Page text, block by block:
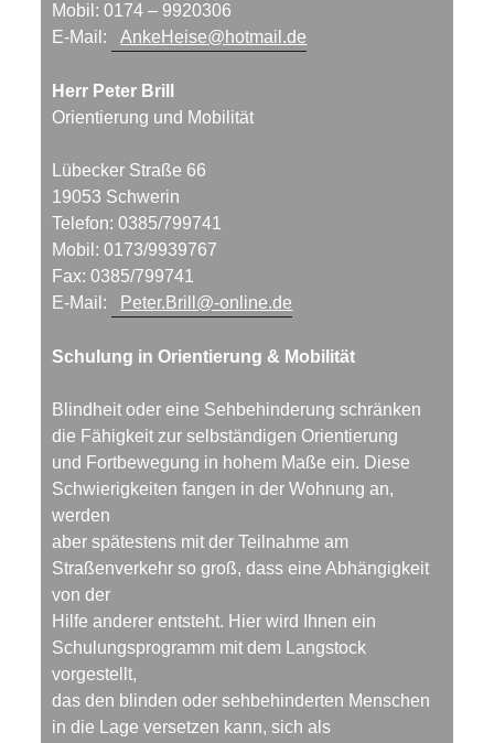
Mobil: 0174 – 9920306
E-Mail:
AnkeHeise@hotmail.de
Herr Peter Brill
Orientierung und Mobilität
Lübecker Straße 66
19053 Schwerin
Telefon: 0385/799741
Mobil: 0173/9939767
Fax: 0385/799741
E-Mail:
Peter.Brill@-online.de
Schulung in Orientierung & Mobilität
Blindheit oder eine Sehbehinderung schränken
die Fähigkeit zur selbständigen Orientierung
und Fortbewegung in hohem Maße ein. Diese
Schwierigkeiten fangen in der Wohnung an,
werden
aber spätestens mit der Teilnahme am
Straßenverkehr so groß, dass eine Abhängigkeit
von der
Hilfe anderer entsteht. Hier wird Ihnen ein
Schulungsprogramm mit dem Langstock
vorgestellt,
das den blinden oder sehbehinderten Menschen
in die Lage versetzen kann, sich als